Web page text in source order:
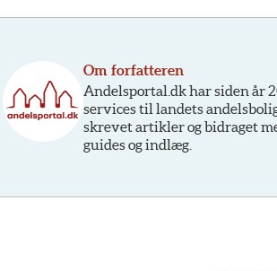
Om forfatteren
Andelsportal.dk har siden år
services til landets
skrevet artikler og bidraget
guides og indlæg.